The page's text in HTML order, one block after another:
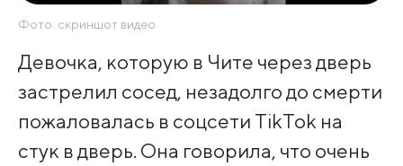
Фото: скриншот видео
Девочка, которую в Чите через дверь
застрелил сосед, незадолго до смерти
пожаловалась в соцсети TikTok на
стук в дверь. Она говорила, что очень